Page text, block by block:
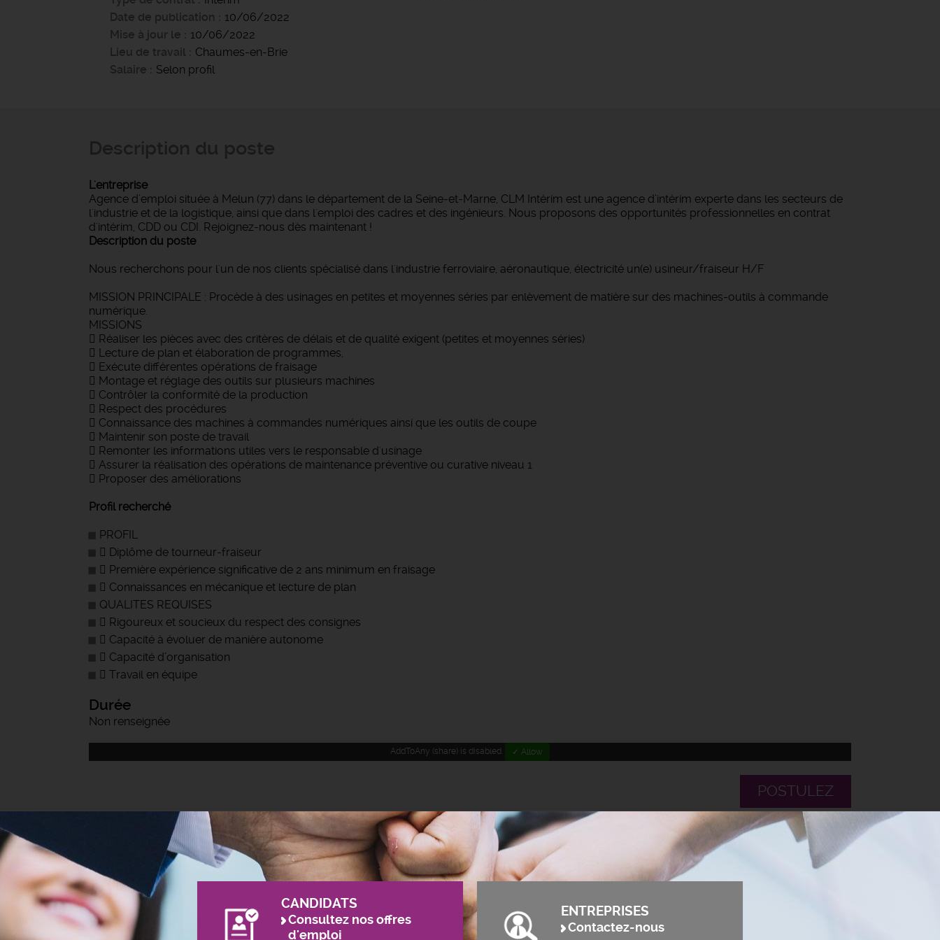
Date de publication
10/06/2022
Mise à jour le
10/06/2022
Lieu de travail
Chaumes-en-Brie
Salaire
Selon profil
L'entreprise
Agence d’emploi située à Melun (77) dans le département de la Seine-et-Marne, CLM Intérim est une agence d’intérim experte dans les secteurs de
l'industrie et de la logistique, ainsi que dans l'emploi des cadres et des ingénieurs. Nous proposons des opportunités professionnelles en contrat
d'intérim, CDD ou CDI. Rejoignez-nous dès maintenant !
Description du poste
Nous recherchons pour l'un de nos clients spécialisé dans l'industrie ferroviaire, aéronautique, électricité un(e) usineur/fraiseur H/F
MISSION PRINCIPALE : Procède à des usinages en petites et moyennes séries par enlèvement de matière sur des machines-outils à commande
numérique.
MISSIONS
 Réaliser les pièces avec des critères de délais et de qualité exigent (petites et moyennes séries)
 Lecture de plan et élaboration de programmes,
 Exécute différentes opérations de fraisage
 Montage et réglage des outils sur plusieurs machines
 Contrôler la conformité de la production
 Respect des procédures
 Connaissance des machines à commandes numériques ainsi que les outils de coupe
 Maintenir son poste de travail
 Remonter les informations utiles vers le responsable d'usinage
 Assurer la réalisation des opérations de maintenance préventive ou curative niveau 1
 Proposer des améliorations
Profil recherché
PROFIL
 Diplôme de tourneur-fraiseur
 Première expérience significative de 2 ans minimum en fraisage
 Connaissances en mécanique et lecture de plan
QUALITES REQUISES
 Rigoureux et soucieux du respect des consignes
 Capacité à évoluer de manière autonome
 Capacité d’organisation
 Travail en équipe
Durée
Non renseignée
AddToAny (share) is disabled. ✓ Allow
POSTULEZ
CANDIDATS
Consultez nos offres
d'emploi
ENTREPRISES
Contactez-nous